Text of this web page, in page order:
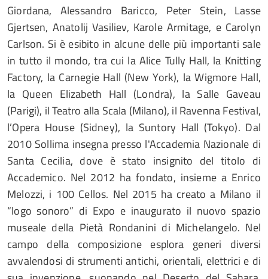
Giordana, Alessandro Baricco, Peter Stein, Lasse
Gjertsen, Anatolij Vasiliev, Karole Armitage, e Carolyn
Carlson. Si è esibito in alcune delle più importanti sale
in tutto il mondo, tra cui la Alice Tully Hall, la Knitting
Factory, la Carnegie Hall (New York), la Wigmore Hall,
la Queen Elizabeth Hall (Londra), la Salle Gaveau
(Parigi), il Teatro alla Scala (Milano), il Ravenna Festival,
l’Opera House (Sidney), la Suntory Hall (Tokyo). Dal
2010 Sollima insegna presso l'Accademia Nazionale di
Santa Cecilia, dove è stato insignito del titolo di
Accademico. Nel 2012 ha fondato, insieme a Enrico
Melozzi, i 100 Cellos. Nel 2015 ha creato a Milano il
“logo sonoro” di Expo e inaugurato il nuovo spazio
museale della Pietà Rondanini di Michelangelo. Nel
campo della composizione esplora generi diversi
avvalendosi di strumenti antichi, orientali, elettrici e di